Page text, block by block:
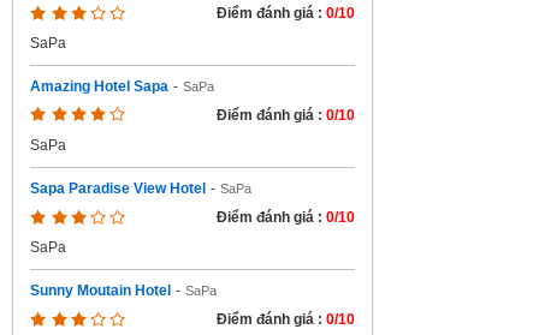
Điểm đánh giá : 0/10
SaPa
Amazing Hotel Sapa - SaPa
Điểm đánh giá : 0/10
SaPa
Sapa Paradise View Hotel - SaPa
Điểm đánh giá : 0/10
SaPa
Sunny Moutain Hotel - SaPa
Điểm đánh giá : 0/10